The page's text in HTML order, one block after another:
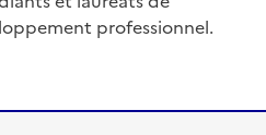
professionnel.